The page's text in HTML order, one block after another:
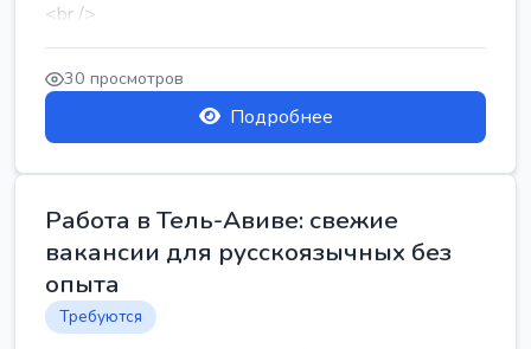
<br />
Работа в Нетании на мебельном производстве:
требу...
30 просмотров
Подробнее
Работа в Тель-Авиве: свежие
вакансии для русскоязычных без
опыта
Требуются